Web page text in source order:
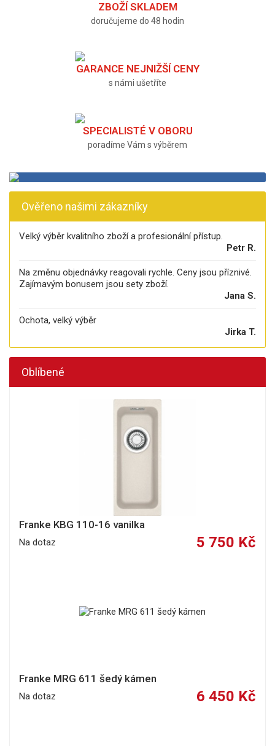
ZBOŽÍ SKLADEM
doručujeme do 48 hodin
GARANCE NEJNIŽŠÍ CENY
s námi ušetříte
SPECIALISTÉ V OBORU
poradíme Vám s výběrem
Ověřeno našimi zákazníky
Velký výběr kvalitního zboží a profesionální přístup.
Petr R.
Na změnu objednávky reagovali rychle. Ceny jsou příznivé.
Zajímavým bonusem jsou sety zboží.
Jana S.
Ochota, velký výběr
Jirka T.
Oblíbené
Franke KBG 110-16 vanilka
Na dotaz 5 750 Kč
Franke MRG 611 šedý kámen
Na dotaz 6 450 Kč